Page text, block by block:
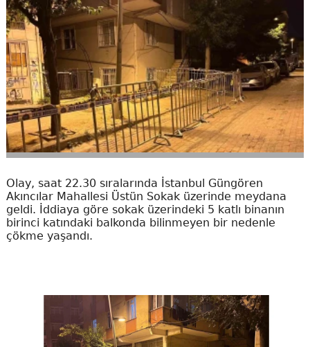
Olay, saat 22.30 sıralarında İstanbul Güngören
Akıncılar Mahallesi Üstün Sokak üzerinde meydana
geldi. İddiaya göre sokak üzerindeki 5 katlı binanın
birinci katındaki balkonda bilinmeyen bir nedenle
çökme yaşandı.